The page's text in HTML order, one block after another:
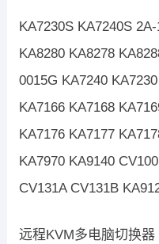
KA7230S KA7240S
KA8280 KA8278
0015G KA7240
KA7166 KA7168
KA7176 KA7177
KA7970 KA9140
CV131A CV131B
远程KVM多电脑切换器